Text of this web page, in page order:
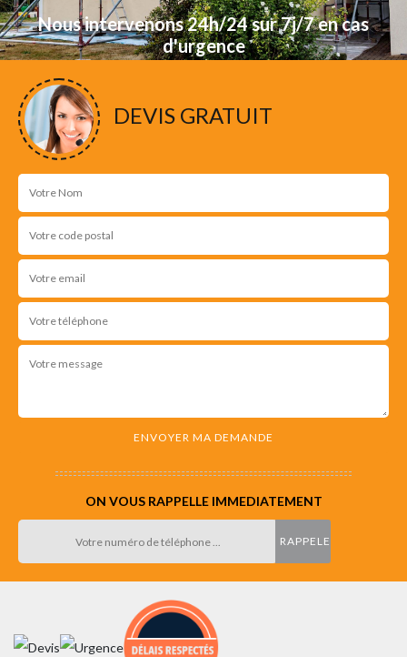
Nous intervenons 24h/24 sur 7j/7 en cas
d'urgence
DEVIS GRATUIT
ON VOUS RAPPELLE IMMEDIATEMENT